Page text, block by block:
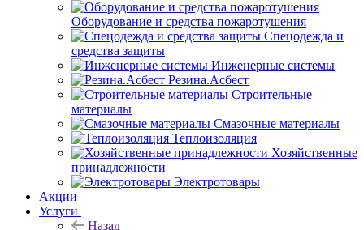
Оборудование и средства пожаротушения
Спецодежда и
средства защиты
Инженерные системы
Резина.Асбест
Строительные
материалы
Смазочные материалы
Теплоизоляция
Хозяйственные
принадлежности
Электротовары
Акции
Услуги
Назад